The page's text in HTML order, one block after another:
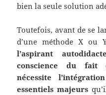
bien la seule solution
Toutefois, avant de se
d’une méthode X ou
l’aspirant
conscience du fait
nécessite
essentiels majeurs